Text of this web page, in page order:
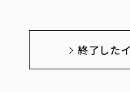
終了した